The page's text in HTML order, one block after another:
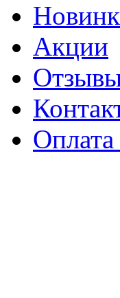
Акции
Оплата